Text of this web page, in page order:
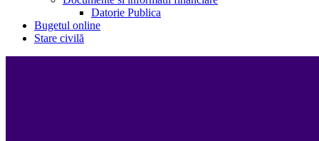
Datorie Publica
Bugetul online
Stare civilă